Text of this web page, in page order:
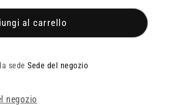
al carrello
sedeSede del negozio
negozio